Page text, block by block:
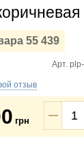
55 439
Арт.
отзыв
грн